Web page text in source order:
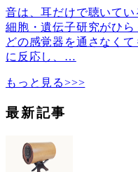
音は、耳だけで聴いて
細胞・遺伝子研究がひ
どの感覚器を通さなく
に反応し、 …
もっと見る>>>
最新記事